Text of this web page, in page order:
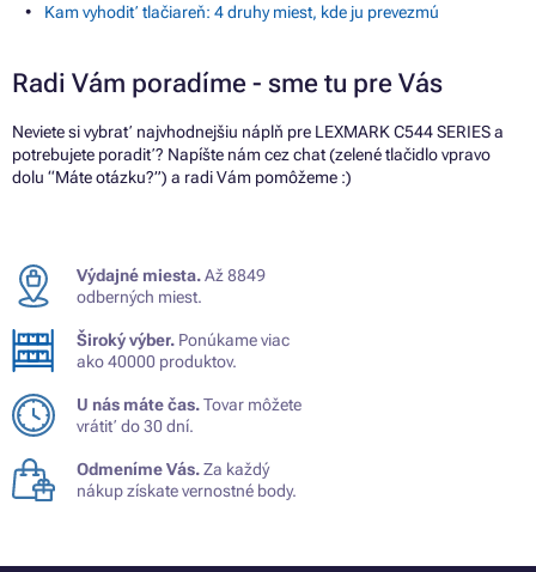
Kam vyhodiť tlačiareň: 4 druhy miest, kde ju prevezmú
Radi Vám poradíme - sme tu pre Vás
Neviete si vybrať najvhodnejšiu náplň pre LEXMARK C544 SERIES a
potrebujete poradiť? Napíšte nám cez chat (zelené tlačidlo vpravo
dolu “Máte otázku?”) a radi Vám pomôžeme :)
Výdajné miesta.Až 8849
odberných miest.
Široký výber. Ponúkame viac
ako 40000 produktov.
U nás máte čas.Tovar môžete
vrátiť do 30 dní.
Odmeníme Vás.Za každý
nákup získate vernostné body.